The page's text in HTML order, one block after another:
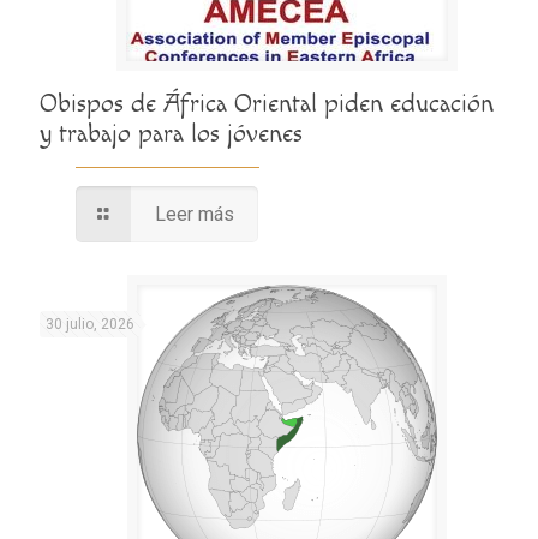
Obispos de África Oriental piden educación
y trabajo para los jóvenes
Leer más
30 julio, 2026